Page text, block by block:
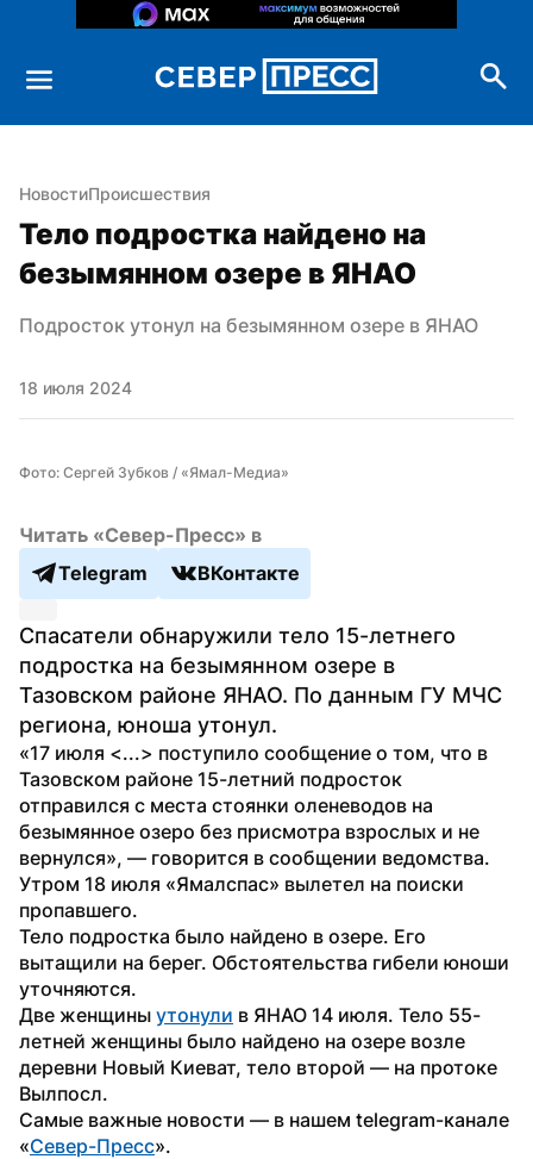
НовостиПроисшествия
Тело подростка найдено на
безымянном озере в ЯНАО
Подросток утонул на безымянном озере в ЯНАО
18 июля 2024
Фото: Сергей Зубков / «Ямал-Медиа»
Читать «Север-Пресс» в
Telegram
ВКонтакте
Спасатели обнаружили тело 15-летнего
подростка на безымянном озере в
Тазовском районе ЯНАО. По данным ГУ МЧС
региона, юноша утонул.
«17 июля <...> поступило сообщение о том, что в
Тазовском районе 15-летний подросток
отправился с места стоянки оленеводов на
безымянное озеро без присмотра взрослых и не
вернулся», — говорится в сообщении ведомства.
Утром 18 июля «Ямалспас» вылетел на поиски
пропавшего.
Тело подростка было найдено в озере. Его
вытащили на берег. Обстоятельства гибели юноши
уточняются.
Две женщины утонули в ЯНАО 14 июля. Тело 55-
летней женщины было найдено на озере возле
деревни Новый Киеват, тело второй — на протоке
Вылпосл.
Самые важные новости — в нашем telegram-канале
«Север-Пресс».